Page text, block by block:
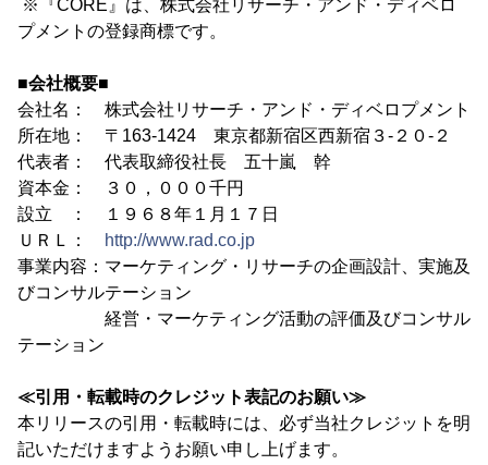
※『CORE』は、株式会社リサーチ・アンド・ディベロ
プメントの登録商標です。
■会社概要■
会社名： 株式会社リサーチ・アンド・ディベロプメント
所在地： 〒163-1424 東京都新宿区西新宿３-２０-２
代表者： 代表取締役社長 五十嵐 幹
資本金： ３０，０００千円
設立 ： １９６８年１月１７日
ＵＲＬ：
http://www.rad.co.jp
事業内容：マーケティング・リサーチの企画設計、実施及
びコンサルテーション
経営・マーケティング活動の評価及びコンサル
テーション
≪引用・転載時のクレジット表記のお願い≫
本リリースの引用・転載時には、必ず当社クレジットを明
記いただけますようお願い申し上げます。